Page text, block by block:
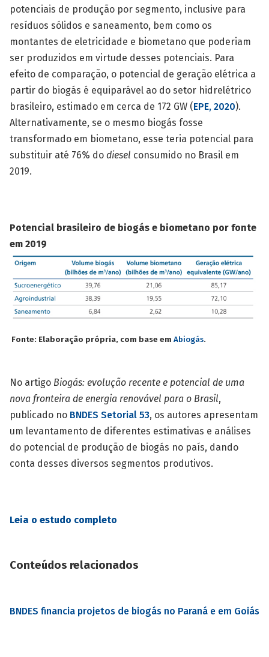
potenciais de produção por segmento, inclusive para
resíduos sólidos e saneamento, bem como os
montantes de eletricidade e biometano que poderiam
ser produzidos em virtude desses potenciais. Para
efeito de comparação, o potencial de geração elétrica a
partir do biogás é equiparável ao do setor hidrelétrico
brasileiro, estimado em cerca de 172 GW (EPE, 2020).
Alternativamente, se o mesmo biogás fosse
transformado em biometano, esse teria potencial para
substituir até 76% do diesel consumido no Brasil em
2019.
Potencial brasileiro de biogás e biometano por fonte
em 2019
Fonte: Elaboração própria, com base em Abiogás.
No artigo Biogás: evolução recente e potencial de uma
nova fronteira de energia renovável para o Brasil,
publicado no BNDES Setorial 53, os autores apresentam
um levantamento de diferentes estimativas e análises
do potencial de produção de biogás no país, dando
conta desses diversos segmentos produtivos.
Leia o estudo completo
Conteúdos relacionados
BNDES financia projetos de biogás no Paraná e em Goiás